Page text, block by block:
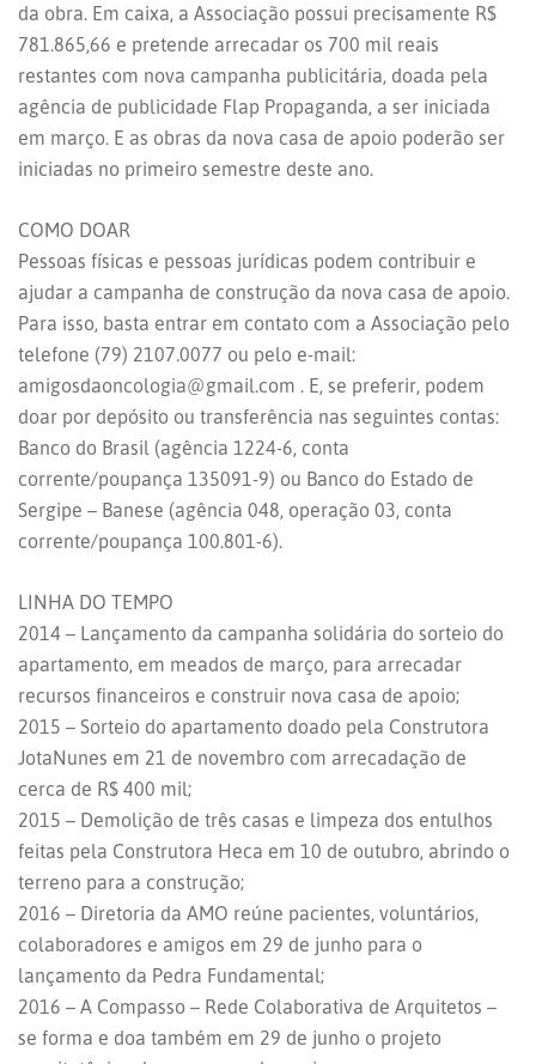
da obra. Em caixa, a Associação possui precisamente R$
781.865,66 e pretende arrecadar os 700 mil reais
restantes com nova campanha publicitária, doada pela
agência de publicidade Flap Propaganda, a ser iniciada
em março. E as obras da nova casa de apoio poderão ser
iniciadas no primeiro semestre deste ano.
COMO DOAR
Pessoas físicas e pessoas jurídicas podem contribuir e
ajudar a campanha de construção da nova casa de apoio.
Para isso, basta entrar em contato com a Associação pelo
telefone (79) 2107.0077 ou pelo e-mail:
amigosdaoncologia@gmail.com . E, se preferir, podem
doar por depósito ou transferência nas seguintes contas:
Banco do Brasil (agência 1224-6, conta
corrente/poupança 135091-9) ou Banco do Estado de
Sergipe – Banese (agência 048, operação 03, conta
corrente/poupança 100.801-6).
LINHA DO TEMPO
2014 – Lançamento da campanha solidária do sorteio do
apartamento, em meados de março, para arrecadar
recursos financeiros e construir nova casa de apoio;
2015 – Sorteio do apartamento doado pela Construtora
JotaNunes em 21 de novembro com arrecadação de
cerca de R$ 400 mil;
2015 – Demolição de três casas e limpeza dos entulhos
feitas pela Construtora Heca em 10 de outubro, abrindo o
terreno para a construção;
2016 – Diretoria da AMO reúne pacientes, voluntários,
colaboradores e amigos em 29 de junho para o
lançamento da Pedra Fundamental;
2016 – A Compasso – Rede Colaborativa de Arquitetos –
se forma e doa também em 29 de junho o projeto